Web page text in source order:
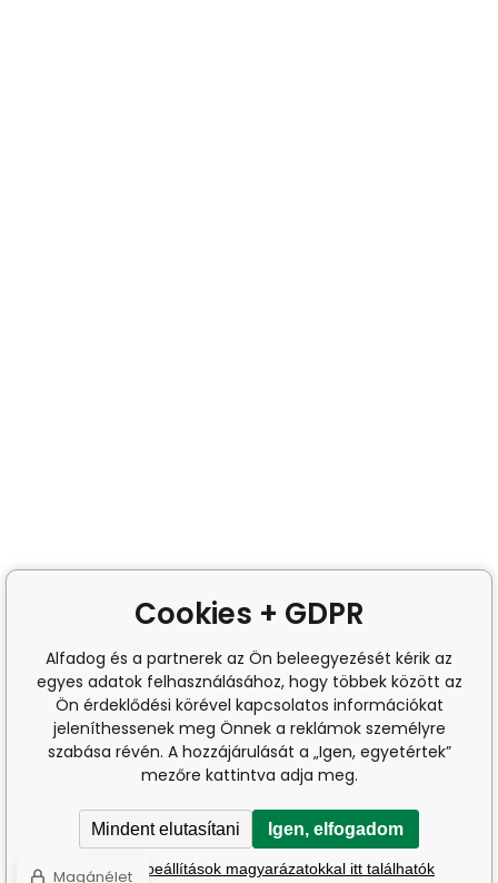
Cookies + GDPR
Alfadog és a partnerek az Ön beleegyezését kérik az
egyes adatok felhasználásához, hogy többek között az
Ön érdeklődési körével kapcsolatos információkat
jeleníthessenek meg Önnek a reklámok személyre
szabása révén. A hozzájárulását a „Igen, egyetértek”
mezőre kattintva adja meg.
Mindent elutasítani Igen, elfogadom
A részletes beállítások magyarázatokkal itt találhatók
Magánélet